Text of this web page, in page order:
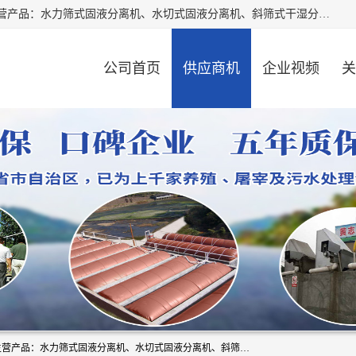
河南精拓环保设备有限公司（咨询电话：18595569755），主营产品：水力筛式固液分离机、水切式固液分离机、斜筛式干湿分离机、养猪场固液分离机、斜筛式固液分离机、屠宰场固液分离机、猪场干湿分离机等。公司从事固液分离设备及配套沼气池的研发、设计、销售与施工，并提供污水处理整体解决方案。
公司首页 供应商机 企业视频
河南精拓环保设备有限公司（咨询电话：18595569755），主营产品：水力筛式固液分离机、水切式固液分离机、斜筛式干湿分离机、养猪场固液分离机、斜筛式固液分离机、屠宰场固液分离机、猪场干湿分离机等。公司从事固液分离设备及配套沼气池的研发、设计、销售与施工，并提供污水处理整体解决方案。